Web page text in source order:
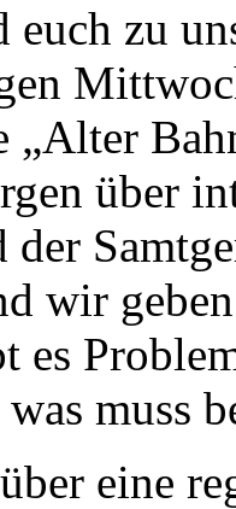
euch zu
„Alter
über
wir
es
muss
eine